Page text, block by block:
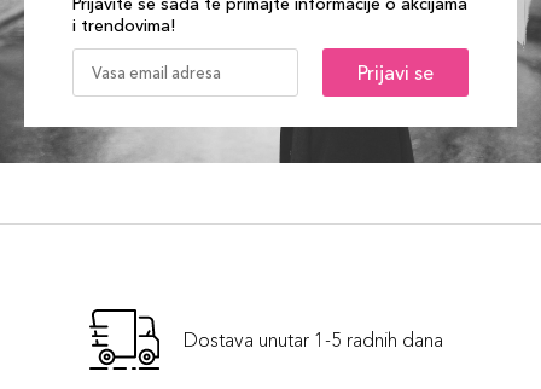
i trendovima!
Prijavi se
Dostava unutar 1-5 radnih dana